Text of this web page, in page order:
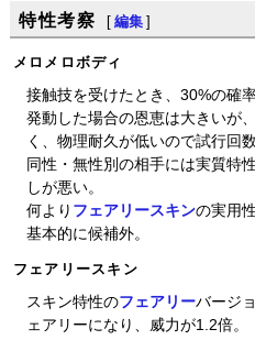
特性考察 [ 編集 ]
メロメロボディ
接触技を受けたとき、30%の確
発動した場合の恩恵は大きいが
く、物理耐久が低いので試行回
同性・無性別の相手には実質特
しが悪い。
何より フェアリースキンの実用
基本的に候補外。
フェアリースキン
スキン特性のフェアリーバージ
ェアリーになり、威力が1.2倍。